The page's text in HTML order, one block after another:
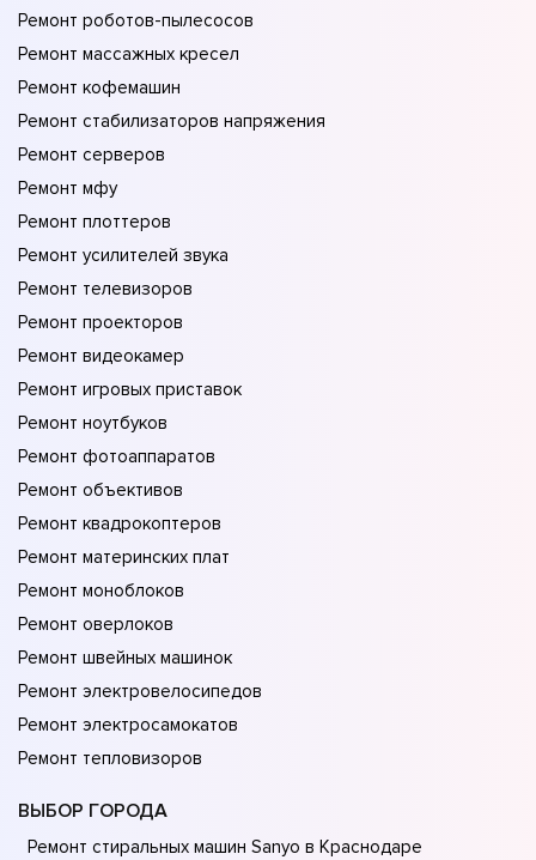
Ремонт роботов-пылесосов
Ремонт массажных кресел
Ремонт кофемашин
Ремонт стабилизаторов напряжения
Ремонт серверов
Ремонт мфу
Ремонт плоттеров
Ремонт усилителей звука
Ремонт телевизоров
Ремонт проекторов
Ремонт видеокамер
Ремонт игровых приставок
Ремонт ноутбуков
Ремонт фотоаппаратов
Ремонт объективов
Ремонт квадрокоптеров
Ремонт материнских плат
Ремонт моноблоков
Ремонт оверлоков
Ремонт швейных машинок
Ремонт электровелосипедов
Ремонт электросамокатов
Ремонт тепловизоров
ВЫБОР ГОРОДА
Ремонт стиральных машин Sanyo в Краснодаре